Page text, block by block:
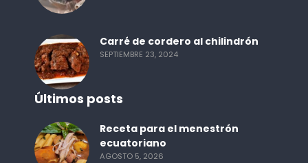
Carré de cordero al chilindrón
SEPTIEMBRE 23, 2024
Últimos posts
Receta para el menestrón
ecuatoriano
AGOSTO 5, 2026